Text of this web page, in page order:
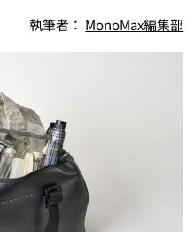
執筆者： MonoMax編集部